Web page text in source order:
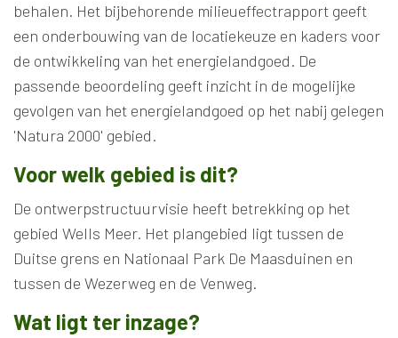
behalen. Het bijbehorende milieueffectrapport geeft
een onderbouwing van de locatiekeuze en kaders voor
de ontwikkeling van het energielandgoed. De
passende beoordeling geeft inzicht in de mogelijke
gevolgen van het energielandgoed op het nabij gelegen
'Natura 2000' gebied.
Voor welk gebied is dit?
De ontwerpstructuurvisie heeft betrekking op het
gebied Wells Meer. Het plangebied ligt tussen de
Duitse grens en Nationaal Park De Maasduinen en
tussen de Wezerweg en de Venweg.
Wat ligt ter inzage?